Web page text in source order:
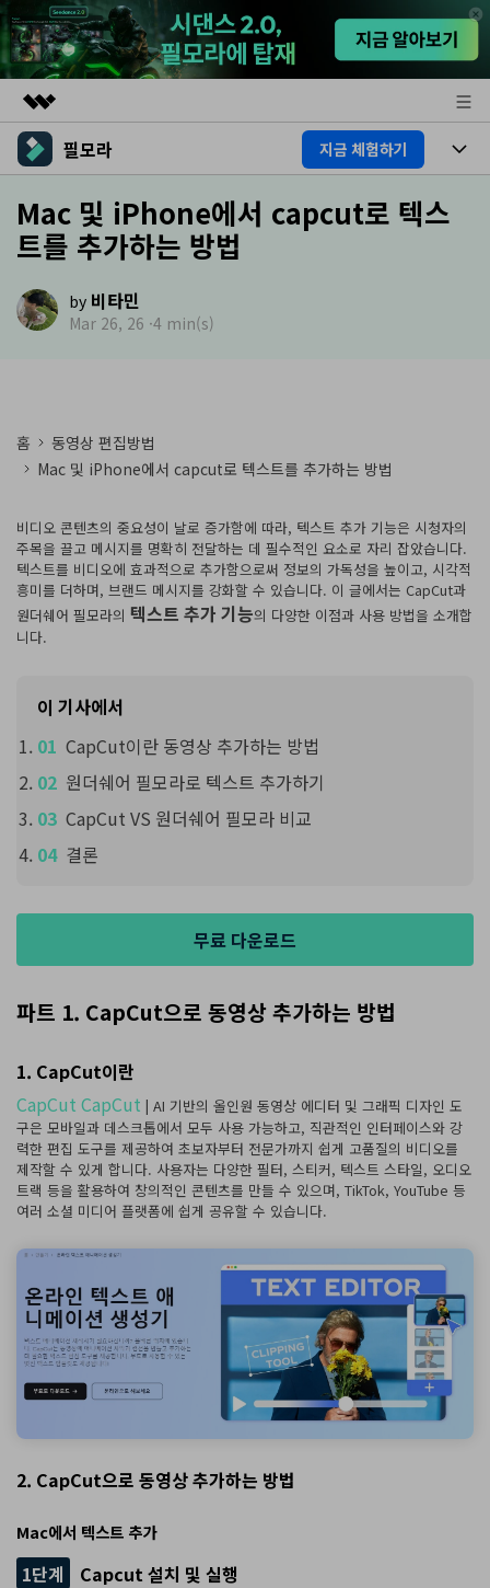
주요 제품
유틸리티
비즈니스
개요
회사 소개
뉴스룸
필모라 지금 체험하기
제품
플랫폼
기능
AI
AI 기능 HOT
영상 편집 자료실
고객 지원
필모라 정보
더 알아보기
기타 콘텐츠
가격 로그인
Mac 및 iPhone에서 capcut로 텍스
트를 추가하는 방법
by 비타민
Mar 26, 26 ·4 min(s)
홈
동영상 편집방법
Mac 및 iPhone에서 capcut로 텍스트를 추가하는 방법
비디오 콘텐츠의 중요성이 날로 증가함에 따라, 텍스트 추가 기능은 시청자의
주목을 끌고 메시지를 명확히 전달하는 데 필수적인 요소로 자리 잡았습니다.
텍스트를 비디오에 효과적으로 추가함으로써 정보의 가독성을 높이고, 시각적
흥미를 더하며, 브랜드 메시지를 강화할 수 있습니다. 이 글에서는 CapCut과
원더쉐어 필모라의 텍스트 추가 기능의 다양한 이점과 사용 방법을 소개합
니다.
이 기사에서
CapCut이란 동영상 추가하는 방법
원더쉐어 필모라로 텍스트 추가하기
CapCut VS 원더쉐어 필모라 비교
결론
무료 다운로드
파트 1. CapCut으로 동영상 추가하는 방법
1. CapCut이란
CapCut CapCut | AI 기반의 올인원 동영상 에디터 및 그래픽 디자인 도
구은 모바일과 데스크톱에서 모두 사용 가능하고, 직관적인 인터페이스와 강
력한 편집 도구를 제공하여 초보자부터 전문가까지 쉽게 고품질의 비디오를
제작할 수 있게 합니다. 사용자는 다양한 필터, 스티커, 텍스트 스타일, 오디오
트랙 등을 활용하여 창의적인 콘텐츠를 만들 수 있으며, TikTok, YouTube 등
여러 소셜 미디어 플랫폼에 쉽게 공유할 수 있습니다.
2. CapCut으로 동영상 추가하는 방법
Mac에서 텍스트 추가
1단계 Capcut 설치 및 실행